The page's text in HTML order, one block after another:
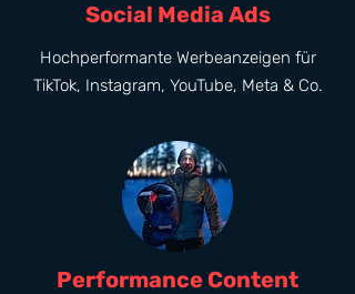
Social Media Ads
Hochperformante Werbeanzeigen für
TikTok, Instagram, YouTube, Meta & Co.
Performance Content